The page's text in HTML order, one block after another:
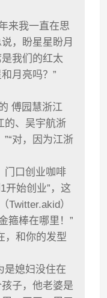
来我一直在思
，盼星星盼月
我们的红太
月亮吗？”
傅园慧浙江
的、吴宇航浙
对，因为江浙
门口创业咖啡
开始创业”，这
Twitter.akid）
箍棒在哪里！”
，和你的发型
媳妇没住在
子，他老婆是